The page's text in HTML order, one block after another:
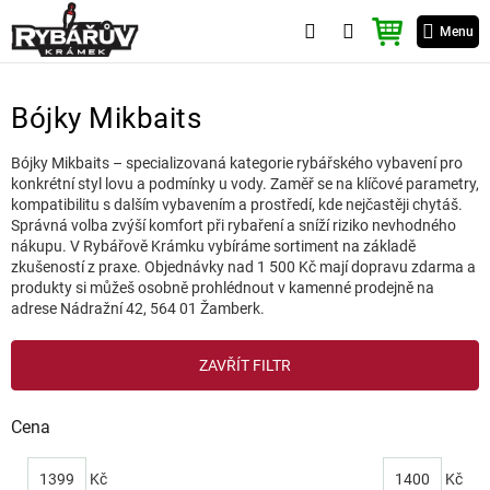
na
obsah
Menu
NÁKUPNÍ
KOŠÍK
Bójky Mikbaits
Bójky Mikbaits – specializovaná kategorie rybářského vybavení pro
konkrétní styl lovu a podmínky u vody. Zaměř se na klíčové parametry,
kompatibilitu s dalším vybavením a prostředí, kde nejčastěji chytáš.
Správná volba zvýší komfort při rybaření a sníží riziko nevhodného
nákupu. V Rybářově Krámku vybíráme sortiment na základě
zkušeností z praxe. Objednávky nad 1 500 Kč mají dopravu zdarma a
produkty si můžeš osobně prohlédnout v kamenné prodejně na
adrese Nádražní 42, 564 01 Žamberk.
ZAVŘÍT FILTR
Cena
1399 Kč 1400 Kč
V
p
i